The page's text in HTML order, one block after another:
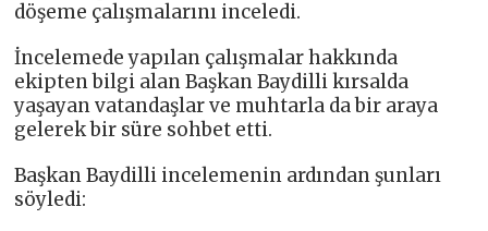
döşeme çalışmalarını inceledi.
İncelemede yapılan çalışmalar hakkında
ekipten bilgi alan Başkan Baydilli kırsalda
yaşayan vatandaşlar ve muhtarla da bir araya
gelerek bir süre sohbet etti.
Başkan Baydilli incelemenin ardından şunları
söyledi: